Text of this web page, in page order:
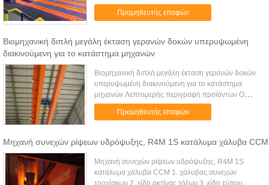
ISO 1. Βασικές εφεδρικές τεχνικές παράμετροι:
Ακτίνα μηχανών ρίψης καταλυμάτων ...
Προμηθευτής επαφών
Βιομηχανική διπλή μεγάλη έκταση γερανών δοκών υπερυψωμένη
διακινούμενη για το κατάστημα μηχανών
Βιομηχανική διπλή μεγάλη έκταση γερανών δοκών
υπερυψωμένη διακινούμενη για το κατάστημα
μηχανών Λεπτομερής περιγραφή προϊόντων Ο
διπλός υπερυψωμένος βιομηχανικός γερανός
δοκών χαρακτηρίζεται από το ισχυρό ρουλε...
Προμηθευτής επαφών
Μηχανή συνεχών ρίψεων υδρόψυξης, R4M 1S κατάλυμα χάλυβα CCM
Μηχανή συνεχών ρίψεων υδρόψυξης, R4M 1S
κατάλυμα χάλυβα CCM 1. χάλυβας συνεχών
τροχίσκων 2. είδη ακτίνας τόξων 3. είδη τύπου